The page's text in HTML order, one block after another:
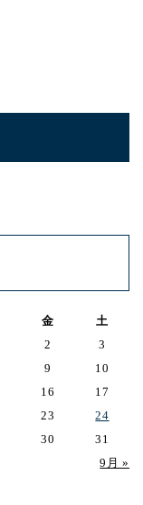
金 土
9月 »
2
3
9
10
16
17
23
24
30 31